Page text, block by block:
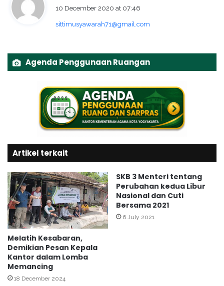
10 December 2020 at 07:46
sittimusyawarah71@gmail.com
Agenda Penggunaan Ruangan
Artikel terkait
Melatih Kesabaran,
Demikian Pesan Kepala
Kantor dalam Lomba
Memancing
18 December 2024
SKB 3 Menteri tentang
Perubahan kedua Libur
Nasional dan Cuti
Bersama 2021
6 July 2021